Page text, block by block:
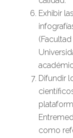
Exhibir
Difundir
como